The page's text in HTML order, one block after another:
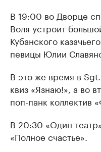
В 19:00 во Дворце
Воля устроит
Кубанского
певицы Юлии
В это же время в
квиз «Язнаю!», а во
поп-панк коллектив
В 20:30 «Один
«Полное счастье».